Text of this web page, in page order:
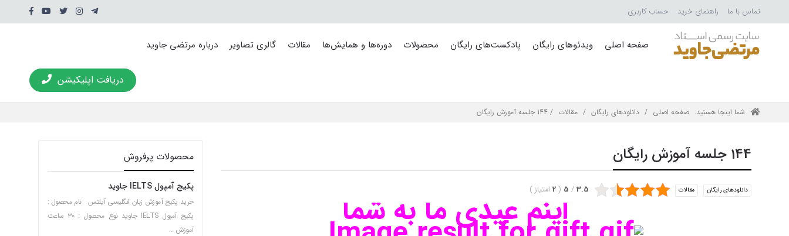
تماس با ما راهنمای خرید حساب کاربری
صفحه اصلی ویدئوهای رایگان پادکست‌های رایگان محصولات دوره‌ها و همایش‌ها مقالات گالری تصاویر درباره مرتضی جاوید
دریافت اپلیکیشن
شما اینجا هستید: صفحه اصلی / دانلودهای رایگان / مقالات / 144 جلسه آموزش رایگان
144 جلسه آموزش رایگان
دانلودهای رایگان مقالات 3.5
/
5
(
2 امتیاز)
اینم عیدی ما به شما
محصولات پرفروش
پکیج آمپول IELTS جاوید
خرید پکیج آموزش زبان انگلیسی آیلتس نام محصول :
پکیج آمپول IELTS جاوید نوع محصول : ۳۰ ساعت
آموزش …